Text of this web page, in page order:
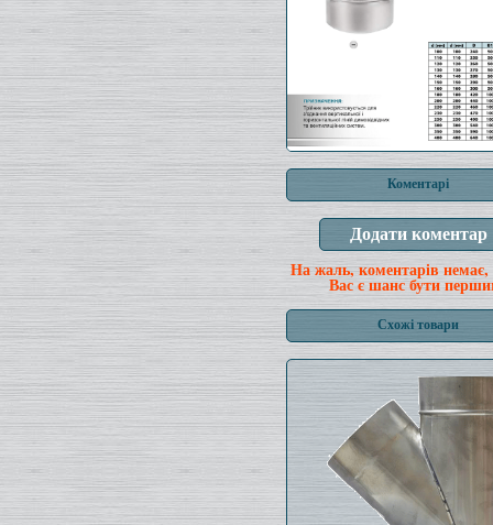
Коментарі
На жаль, коментарів немає,
Вас є шанс бути
Схожі товари